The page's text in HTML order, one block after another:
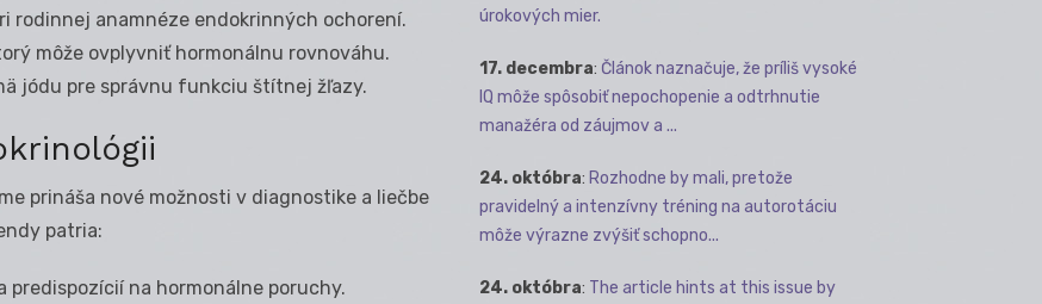
rodinnej anamnéze endokrinných ochorení.
môže ovplyvniť hormonálnu rovnováhu.
jódu pre správnu funkciu štítnej žľazy.
prináša nové možnosti v diagnostike a liečbe
patria:
predispozícií na hormonálne poruchy.
úrokových mier.
17. decembra: Článok naznačuje, že príliš vysoké
IQ môže spôsobiť nepochopenie a odtrhnutie
manažéra od záujmov a ...
24. októbra: Rozhodne by mali, pretože
pravidelný a intenzívny tréning na autorotáciu
môže výrazne zvýšiť schopno...
24. októbra: The article hints at this issue by